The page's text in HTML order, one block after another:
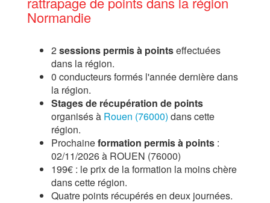
Normandie
2sessions permis à pointseffectuées
dans la région.
0 conducteurs formés l'année dernière dans
la région.
Stages de récupération de points
organisés à Rouen (76000) dans cette
région.
Prochaineformation permis à points :
02/11/2026 à ROUEN (76000)
199€ : le prix de la formation la moins chère
dans cette région.
Quatre points récupérés en deux journées.